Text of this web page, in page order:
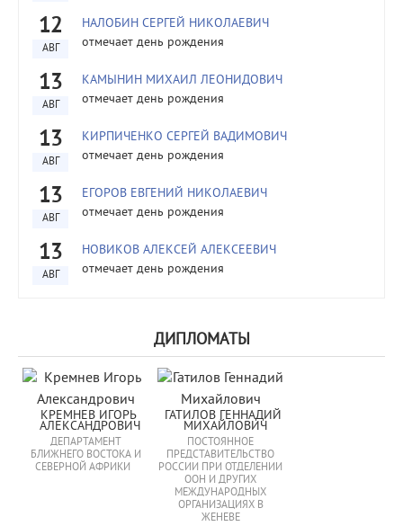
12
АВГ
НАЛОБИН СЕРГЕЙ НИКОЛАЕВИЧ
отмечает день рождения
13
АВГ
КАМЫНИН МИХАИЛ ЛЕОНИДОВИЧ
отмечает день рождения
13
АВГ
КИРПИЧЕНКО СЕРГЕЙ ВАДИМОВИЧ
отмечает день рождения
13
АВГ
ЕГОРОВ ЕВГЕНИЙ НИКОЛАЕВИЧ
отмечает день рождения
13
АВГ
НОВИКОВ АЛЕКСЕЙ АЛЕКСЕЕВИЧ
отмечает день рождения
ДИПЛОМАТЫ
КРЕМНЕВ ИГОРЬ
АЛЕКСАНДРОВИЧ
ДЕПАРТАМЕНТ
БЛИЖНЕГО ВОСТОКА И
СЕВЕРНОЙ АФРИКИ
ГАТИЛОВ ГЕННАДИЙ
МИХАЙЛОВИЧ
ПОСТОЯННОЕ
ПРЕДСТАВИТЕЛЬСТВО
РОССИИ ПРИ ОТДЕЛЕНИИ
ООН И ДРУГИХ
МЕЖДУНАРОДНЫХ
ОРГАНИЗАЦИЯХ В
ЖЕНЕВЕ